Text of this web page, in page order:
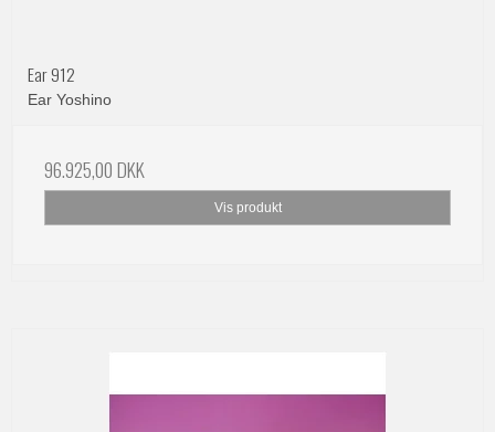
Ear 912
Ear Yoshino
96.925,00 DKK
Vis produkt